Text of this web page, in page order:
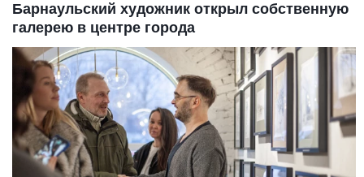
Барнаульский художник открыл собственную
галерею в центре города